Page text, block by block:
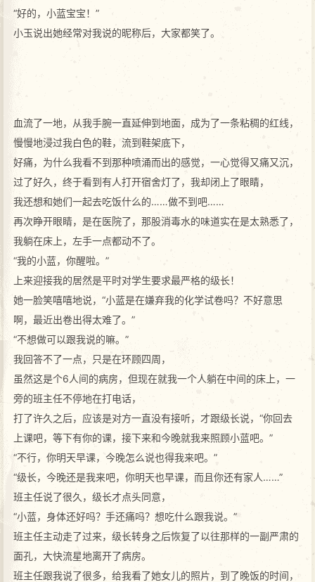
“好的，小蓝宝宝！”
小玉说出她经常对我说的昵称后，大家都笑了。
血流了一地，从我手腕一直延伸到地面，成为了一条粘稠的红线，
慢慢地浸过我白色的鞋，流到鞋架底下，
好痛，为什么我看不到那种喷涌而出的感觉，一心觉得又痛又沉，
过了好久，终于看到有人打开宿舍灯了，我却闭上了眼睛，
我还想和她们一起去吃饭什么的……做不到吧……
再次睁开眼睛，是在医院了，那股消毒水的味道实在是太熟悉了，
我躺在床上，左手一点都动不了。
“我的小蓝，你醒啦。”
上来迎接我的居然是平时对学生要求最严格的级长！
她一脸笑嘻嘻地说，“小蓝是在嫌弃我的化学试卷吗？不好意思
啊，最近出卷出得太难了。”
“不想做可以跟我说的嘛。”
我回答不了一点，只是在环顾四周，
虽然这是个6人间的病房，但现在就我一个人躺在中间的床上，一
旁的班主任不停地在打电话，
打了许久之后，应该是对方一直没有接听，才跟级长说，“你回去
上课吧，等下有你的课，接下来和今晚就我来照顾小蓝吧。”
“不行，你明天早课，今晚怎么说也得我来吧。”
“级长，今晚还是我来吧，你明天也早课，而且你还有家人……”
班主任说了很久，级长才点头同意，
“小蓝，身体还好吗？手还痛吗？想吃什么跟我说。”
班主任主动走了过来，级长转身之后恢复了以往那样的一副严肃的
面孔，大快流星地离开了病房。
班主任跟我说了很多，给我看了她女儿的照片，到了晚饭的时间，